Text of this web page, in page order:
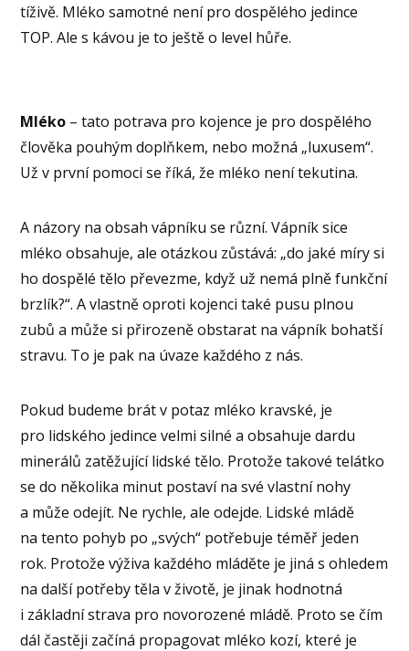
tíživě. Mléko samotné není pro dospělého jedince
TOP. Ale s kávou je to ještě o level hůře.
Mléko – tato potrava pro kojence je pro dospělého
člověka pouhým doplňkem, nebo možná „luxusem“.
Už v první pomoci se říká, že mléko není tekutina.
A názory na obsah vápníku se různí. Vápník sice
mléko obsahuje, ale otázkou zůstává: „do jaké míry si
ho dospělé tělo převezme, když už nemá plně funkční
brzlík?“. A vlastně oproti kojenci také pusu plnou
zubů a může si přirozeně obstarat na vápník bohatší
stravu. To je pak na úvaze každého z nás.
Pokud budeme brát v potaz mléko kravské, je
pro lidského jedince velmi silné a obsahuje dardu
minerálů zatěžující lidské tělo. Protože takové telátko
se do několika minut postaví na své vlastní nohy
a může odejít. Ne rychle, ale odejde. Lidské mládě
na tento pohyb po „svých“ potřebuje téměř jeden
rok. Protože výživa každého mláděte je jiná s ohledem
na další potřeby těla v životě, je jinak hodnotná
i základní strava pro novorozené mládě. Proto se čím
dál častěji začíná propagovat mléko kozí, které je